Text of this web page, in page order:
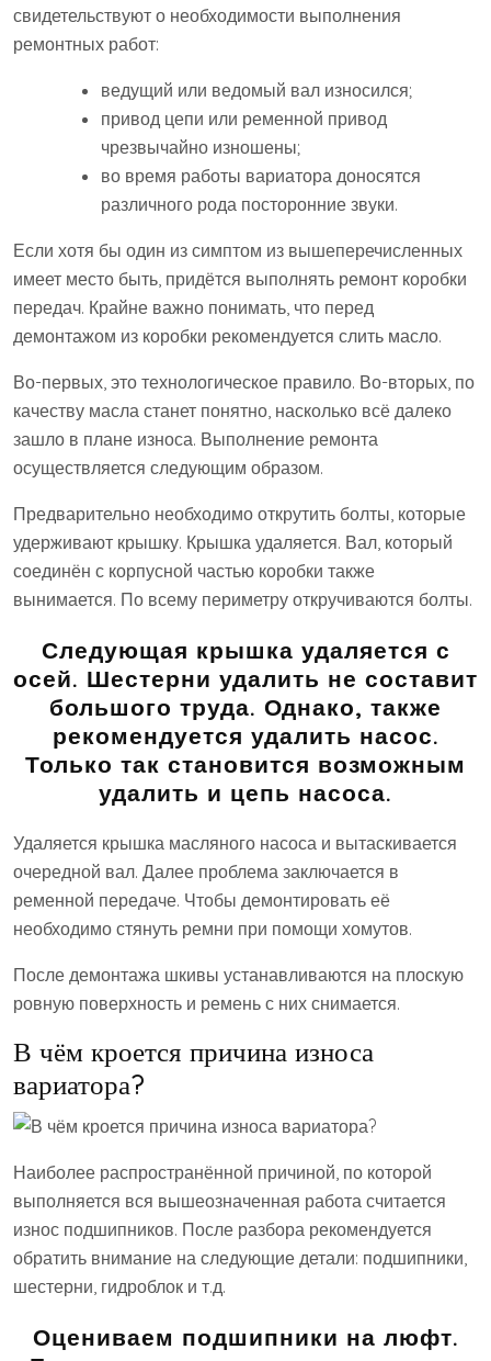
свидетельствуют о необходимости выполнения
ремонтных работ:
ведущий или ведомый вал износился;
привод цепи или ременной привод
чрезвычайно изношены;
во время работы вариатора доносятся
различного рода посторонние звуки.
Если хотя бы один из симптом из вышеперечисленных
имеет место быть, придётся выполнять ремонт коробки
передач. Крайне важно понимать, что перед
демонтажом из коробки рекомендуется слить масло.
Во-первых, это технологическое правило. Во-вторых, по
качеству масла станет понятно, насколько всё далеко
зашло в плане износа. Выполнение ремонта
осуществляется следующим образом.
Предварительно необходимо открутить болты, которые
удерживают крышку. Крышка удаляется. Вал, который
соединён с корпусной частью коробки также
вынимается. По всему периметру откручиваются болты.
Следующая крышка удаляется с
осей. Шестерни удалить не составит
большого труда. Однако, также
рекомендуется удалить насос.
Только так становится возможным
удалить и цепь насоса.
Удаляется крышка масляного насоса и вытаскивается
очередной вал. Далее проблема заключается в
ременной передаче. Чтобы демонтировать её
необходимо стянуть ремни при помощи хомутов.
После демонтажа шкивы устанавливаются на плоскую
ровную поверхность и ремень с них снимается.
В чём кроется причина износа
вариатора?
Наиболее распространённой причиной, по которой
выполняется вся вышеозначенная работа считается
износ подшипников. После разбора рекомендуется
обратить внимание на следующие детали: подшипники,
шестерни, гидроблок и т.д.
Оцениваем подшипники на люфт.